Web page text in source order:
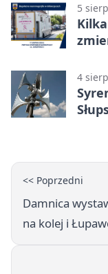
5
4
<< Poprzedni
Damnica
na kolej i